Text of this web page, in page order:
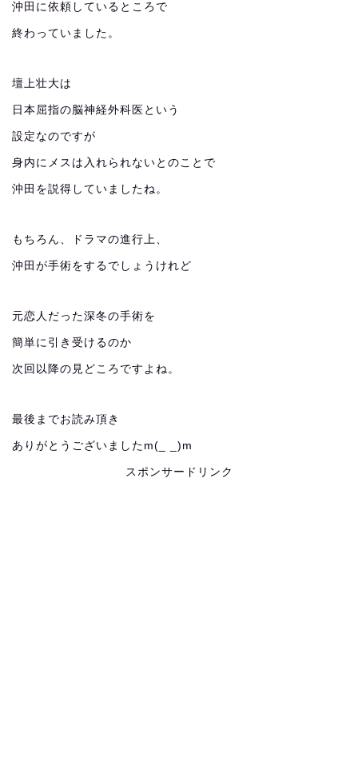
沖田に依頼しているところで
終わっていました。
壇上壮大は
日本屈指の脳神経外科医という
設定なのですが
身内にメスは入れられないとのことで
沖田を説得していましたね。
もちろん、ドラマの進行上、
沖田が手術をするでしょうけれど
元恋人だった深冬の手術を
簡単に引き受けるのか
次回以降の見どころですよね。
最後までお読み頂き
ありがとうございましたm(_ _)m
スポンサードリンク